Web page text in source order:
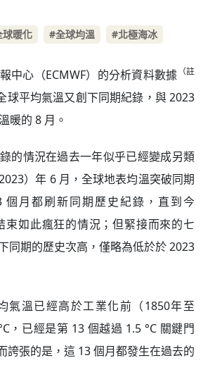
暖化 #全球均溫 #北極海冰
中心（ECMWF）的分析資料數據 （註
球平均氣溫又創下同期紀錄，與 2023
暖的 8 月。
的情況在過去一年似乎已經變成另類
）年 6 月，全球地表均溫突破同期
個月都刷新同期歷史紀錄，直到今
束如此瘋狂的情況；但緊接而來的七
同期的歷史次高，僅略為低於於 2023
氣溫已經高於工業化前（1850年至
，已經是第 13 個越過 1.5 °C 關鍵門
誇張的是，這 13 個月都發生在過去的